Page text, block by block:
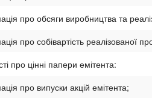
про обсяги виробництва та
про собівартість реалізованої
про цінні папери емітента:
про випуски акцій емітента;